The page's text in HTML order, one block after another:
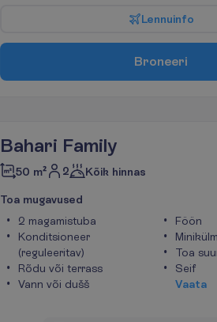
Lennuinfo
Broneeri
Bahari Family
50 m² 2 Kõik hinnas
Toa mugavused
2 magamistuba
Konditsioneer
(reguleeritav)
Rõdu või terrass
Vann või dušš
Föön
Toa
Seif
Vaata